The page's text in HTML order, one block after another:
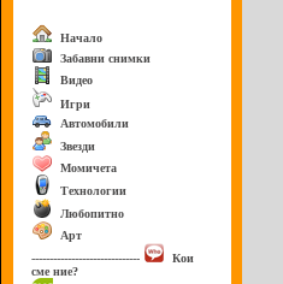
Начало
Забавни снимки
Видео
Игри
Автомобили
Звезди
Момичета
Технологии
Любопитно
Арт
------------------------------
Кои
сме ние?